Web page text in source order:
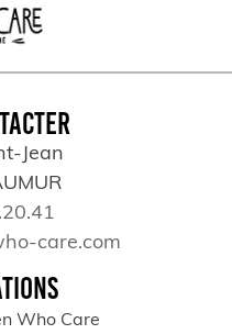
Jean
care.com
Who Care